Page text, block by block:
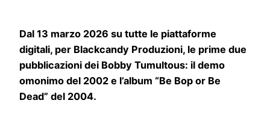
Dal 13 marzo 2026 su tutte le piattaforme
digitali, per Blackcandy Produzioni, le prime due
pubblicazioni dei Bobby Tumultous: il demo
omonimo del 2002 e l’album “Be Bop or Be
Dead” del 2004.